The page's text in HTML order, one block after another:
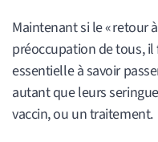
Maintenant si le « retour
préoccupation de tous,
essentielle à savoir
autant que leurs
vaccin, ou un traitement.